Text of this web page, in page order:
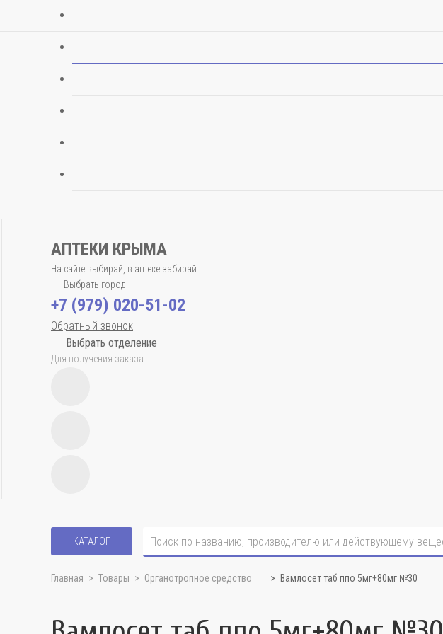
АПТЕКИ КРЫМА
На сайте выбирай, в аптеке забирай
Выбрать город
+7 (979) 020-51-02
Обратный звонок
Выбрать отделение
Для получения заказа
КАТАЛОГ
Главная Товары Органотропное средство Вамлосет таб ппо 5мг+80мг №30